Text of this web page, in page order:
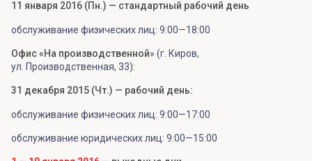
11 января 2016 (Пн.) — стандартный рабочий день
обслуживание физических лиц: 9:00—18:00
Офис «На производственной» (г. Киров,
ул. Производственная, 33):
31 декабря 2015 (Чт.) — рабочий день:
обслуживание физических лиц: 9:00—17:00
обслуживание юридических лиц: 9:00—15:00